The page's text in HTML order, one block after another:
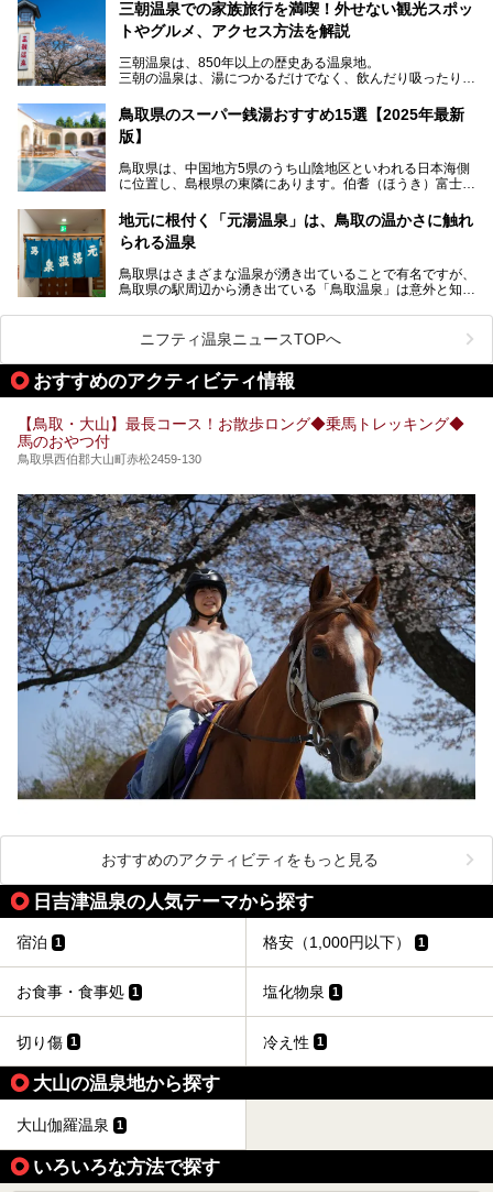
三朝温泉での家族旅行を満喫！外せない観光スポッ
トやグルメ、アクセス方法を解説
三朝温泉は、850年以上の歴史ある温泉地。
三朝の温泉は、湯につかるだけでなく、飲んだり吸ったりし
ことができます。
国の有形文化財に認定されている「旅館大橋」を筆頭に歴史
れている「三徳投入堂」などの観光スポットが充実。
さらに、B級グルメの「ラードン麺」など三朝ならではのグ
めるのが特徴です。
また、意外にアクセスが容易なのも魅力。都市圏から離れて
機関も充実しています。
三朝温泉の魅力を味わえる温泉旅館や観光スポット、グルメ
鳥取県のスーパー銭湯おすすめ15選【2025年最新
版】
鳥取県は、中国地方5県のうち山陰地区といわれる日本海側
に位置し、島根県の東隣にあります。伯耆（ほうき）富士と
鳥取市の鳥取砂丘など、地理的な見どころの多いエリアで
す。
皆生（かいけ）温泉、三朝（みささ）温泉といった古くから
ジウム泉が湧き、飲泉のできる施設も多くあります。そんな
鳥取県内でおすすめのスーパー銭湯＆日帰り温泉をピックア
地元に根付く「元湯温泉」は、鳥取の温かさに触れ
られる温泉
鳥取県はさまざまな温泉が湧き出ていることで有名ですが、
鳥取県の駅周辺から湧き出ている「鳥取温泉」は意外と知ら
観光客に限らず、地元の人々にも親しまれている「鳥取温
泉」を、大正14年からある歴史のある「元湯温泉」で堪能
してきました！
ニフティ温泉ニュースTOPへ
おすすめのアクティビティ情報
【鳥取・大山】最長コース！お散歩ロング◆乗馬トレッキング◆
馬のおやつ付
鳥取県西伯郡大山町赤松2459-130
おすすめのアクティビティをもっと見る
日吉津温泉の人気テーマから探す
宿泊 1 格安（1,000円以下） 1
お食事・食事処 1 塩化物泉 1
切り傷 1 冷え性 1
大山の温泉地から探す
大山伽羅温泉 1
いろいろな方法で探す